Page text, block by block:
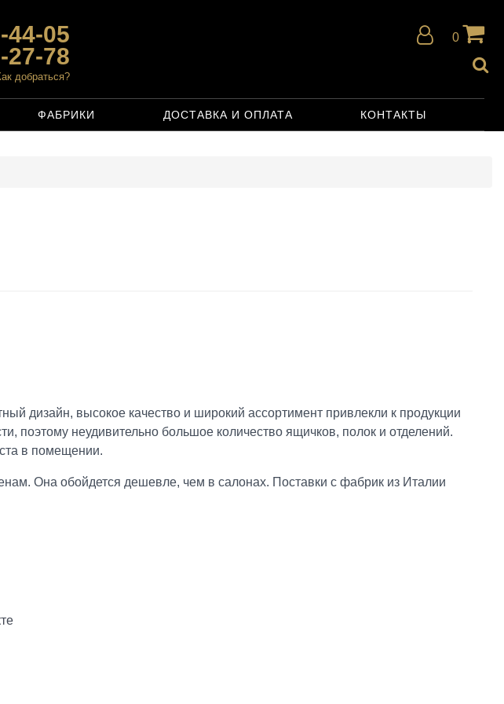
44-05
27-78
добраться?
0
ФАБРИКИ ДОСТАВКА И ОПЛАТА КОНТАКТЫ
дизайн, высокое качество и широкий ассортимент привлекли к продукции
поэтому неудивительно большое количество ящичков, полок и отделений.
в помещении.
Она обойдется дешевле, чем в салонах. Поставки с фабрик из Италии